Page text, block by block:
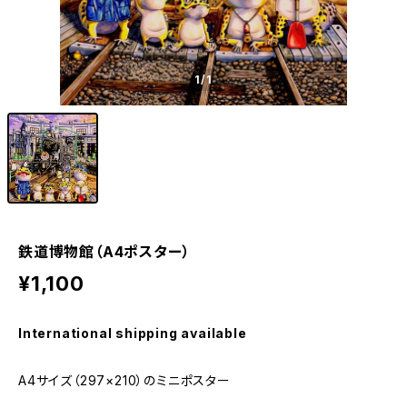
1/1
鉄道博物館（A4ポスター）
¥1,100
International shipping available
A4サイズ（297×210）のミニポスター